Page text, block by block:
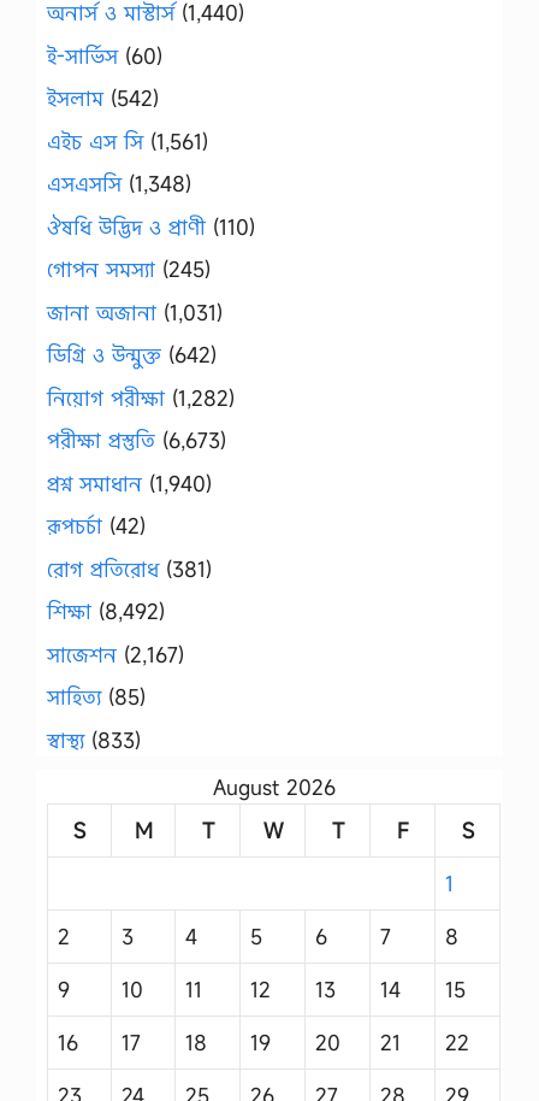
অনার্স ও মাস্টার্স(1,440)
ই-সার্ভিস(60)
ইসলাম(542)
এইচ এস সি(1,561)
এসএসসি(1,348)
ঔষধি উদ্ভিদ ও প্রাণী (110)
গোপন সমস্যা (245)
জানা অজানা (1,031)
ডিগ্রি ও উন্মুক্ত (642)
নিয়োগ পরীক্ষা (1,282)
পরীক্ষা প্রস্তুতি (6,673)
প্রশ্ন সমাধান (1,940)
রূপচর্চা (42)
রোগ প্রতিরোধ(381)
শিক্ষা (8,492)
সাজেশন (2,167)
সাহিত্য(85)
স্বাস্থ্য(833)
August 2026
S
M T W T F
S
1
2
3 4 5 6 7
8
9
10 11 12 13 14
15
16
17 18 19 20 21
22
23
24 25 26 27 28 29